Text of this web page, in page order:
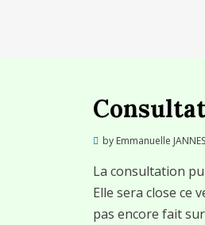
by Emmanuelle JANNES
La consultation
Elle sera close ce
pas encore fait